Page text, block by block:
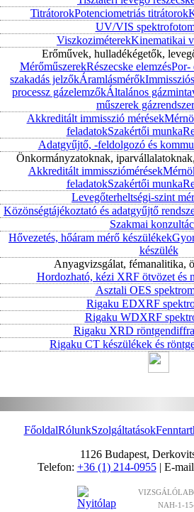
TitrátorokPotenciometriás titrátorok
UV/VIS
ViszkoziméterekKinematikai
Erőművek, hulladékégetők,
MérőműszerekRészecske elemzésPor-
szakadás jelzőkÁramlásmérők
processz gázelemzőkÁltalános
műszerek
Akkreditált immisszió mérések
feladatokSzakértői munka
Adatgyűjtő, -feldolgozó és
Önkormányzatoknak,
Akkreditált immissziómérések
feladatokSzakértői munka
Levegőterheltségi-szint
Közönségtájékoztató és adatgyűjtő
Szakmai
Hővezetés, hőáram mérő készülékek
készülék
Anyagvizsgálat, fémanalitika,
Hordozható, kézi XRF ötvözet és
Asztali OES
Rigaku EDXRF
Rigaku WDXRF
Rigaku XRD
Rigaku CT készülékek és
FőoldalRólunkSzolgáltatások
1126 Budapest,
Telefon: +36 (1) 214-0955| E-
NAH-1-